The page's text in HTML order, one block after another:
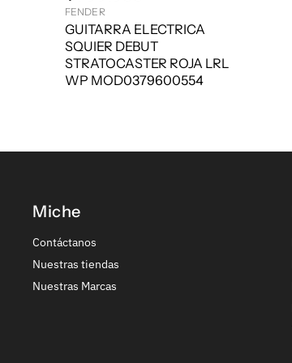
FENDER
GUITARRA ELECTRICA
SQUIER DEBUT
STRATOCASTER ROJA LRL
WP MOD0379600554
Miche
Contáctanos
Nuestras tiendas
Nuestras Marcas